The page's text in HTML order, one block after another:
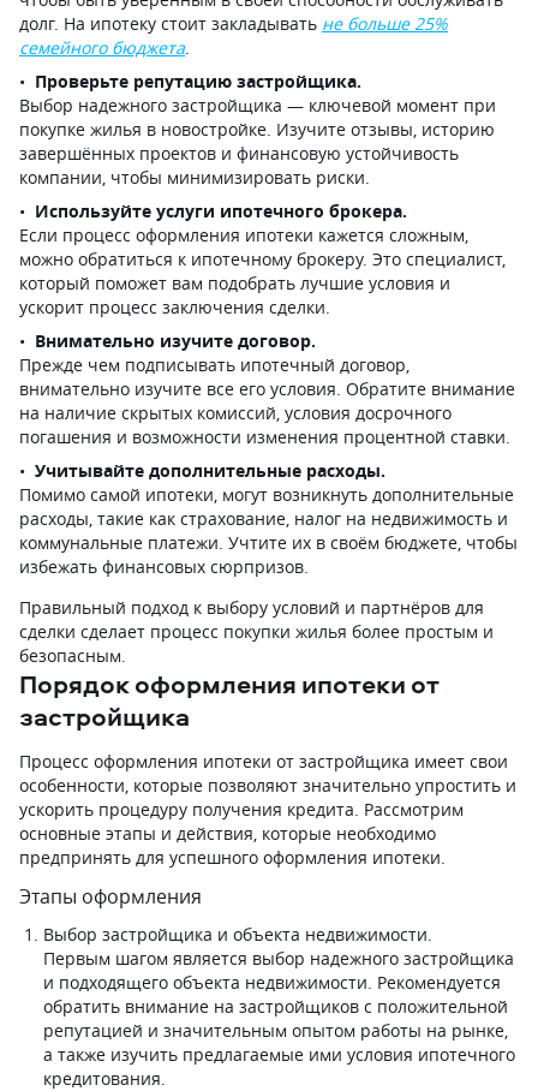
долг. На ипотеку стоит закладывать не больше 25%
семейного бюджета.
Проверьте репутацию застройщика.
Выбор надежного застройщика — ключевой момент при
покупке жилья в новостройке. Изучите отзывы, историю
завершённых проектов и финансовую устойчивость
компании, чтобы минимизировать риски.
Используйте услуги ипотечного брокера.
Если процесс оформления ипотеки кажется сложным,
можно обратиться к ипотечному брокеру. Это специалист,
который поможет вам подобрать лучшие условия и
ускорит процесс заключения сделки.
Внимательно изучите договор.
Прежде чем подписывать ипотечный договор,
внимательно изучите все его условия. Обратите внимание
на наличие скрытых комиссий, условия досрочного
погашения и возможности изменения процентной ставки.
Учитывайте дополнительные расходы.
Помимо самой ипотеки, могут возникнуть дополнительные
расходы, такие как страхование, налог на недвижимость и
коммунальные платежи. Учтите их в своём бюджете, чтобы
избежать финансовых сюрпризов.
Правильный подход к выбору условий и партнёров для
сделки сделает процесс покупки жилья более простым и
безопасным.
Порядок оформления ипотеки от
застройщика
Процесс оформления ипотеки от застройщика имеет свои
особенности, которые позволяют значительно упростить и
ускорить процедуру получения кредита. Рассмотрим
основные этапы и действия, которые необходимо
предпринять для успешного оформления ипотеки.
Этапы оформления
Выбор застройщика и объекта недвижимости.
Первым шагом является выбор надежного застройщика
и подходящего объекта недвижимости. Рекомендуется
обратить внимание на застройщиков с положительной
репутацией и значительным опытом работы на рынке,
а также изучить предлагаемые ими условия ипотечного
кредитования.